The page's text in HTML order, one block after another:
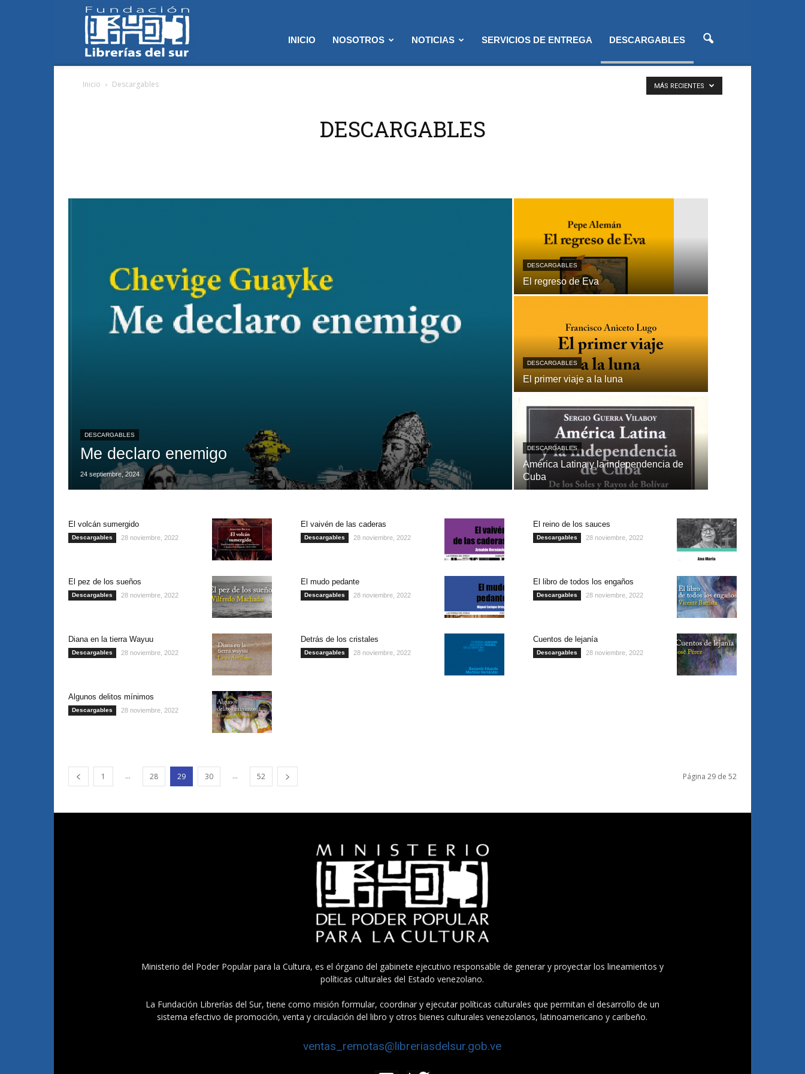
INICIO NOSOTROS NOTICIAS SERVICIOS DE ENTREGA DESCARGABLES
Inicio Descargables
DESCARGABLES
MÁS RECIENTES
DESCARGABLES
Me declaro enemigo
24 septiembre, 2024
DESCARGABLES
El regreso de Eva
DESCARGABLES
El primer viaje a la luna
DESCARGABLES
América Latina y la independencia de
Cuba
El volcán sumergido
Descargables 28 noviembre, 2022
El vaivén de las caderas
Descargables 28 noviembre, 2022
El reino de los sauces
Descargables 28 noviembre, 2022
El pez de los sueños
Descargables 28 noviembre, 2022
El mudo pedante
Descargables 28 noviembre, 2022
El libro de todos los engaños
Descargables 28 noviembre, 2022
Diana en la tierra Wayuu
Descargables 28 noviembre, 2022
Detrás de los cristales
Descargables 28 noviembre, 2022
Cuentos de lejanía
Descargables 28 noviembre, 2022
Algunos delitos mínimos
Descargables 28 noviembre, 2022
1 ... 28 29 30 ... 52 Página 29 de 52
Ministerio del Poder Popular para la Cultura, es el órgano del gabinete ejecutivo responsable de generar y proyectar los lineamientos y
políticas culturales del Estado venezolano.
La Fundación Librerías del Sur, tiene como misión formular, coordinar y ejecutar políticas culturales que permitan el desarrollo de un
sistema efectivo de promoción, venta y circulación del libro y otros bienes culturales venezolanos, latinoamericano y caribeño.
ventas_remotas@libreriasdelsur.gob.ve